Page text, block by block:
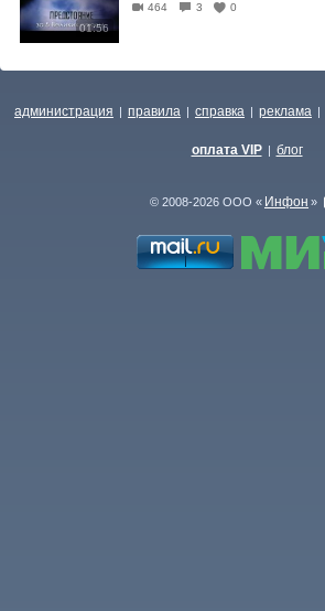
01:56
464 3 0
администрация | правила | справка | реклама |
оплата VIP | блог
© 2008-2026 ООО « Инфон »